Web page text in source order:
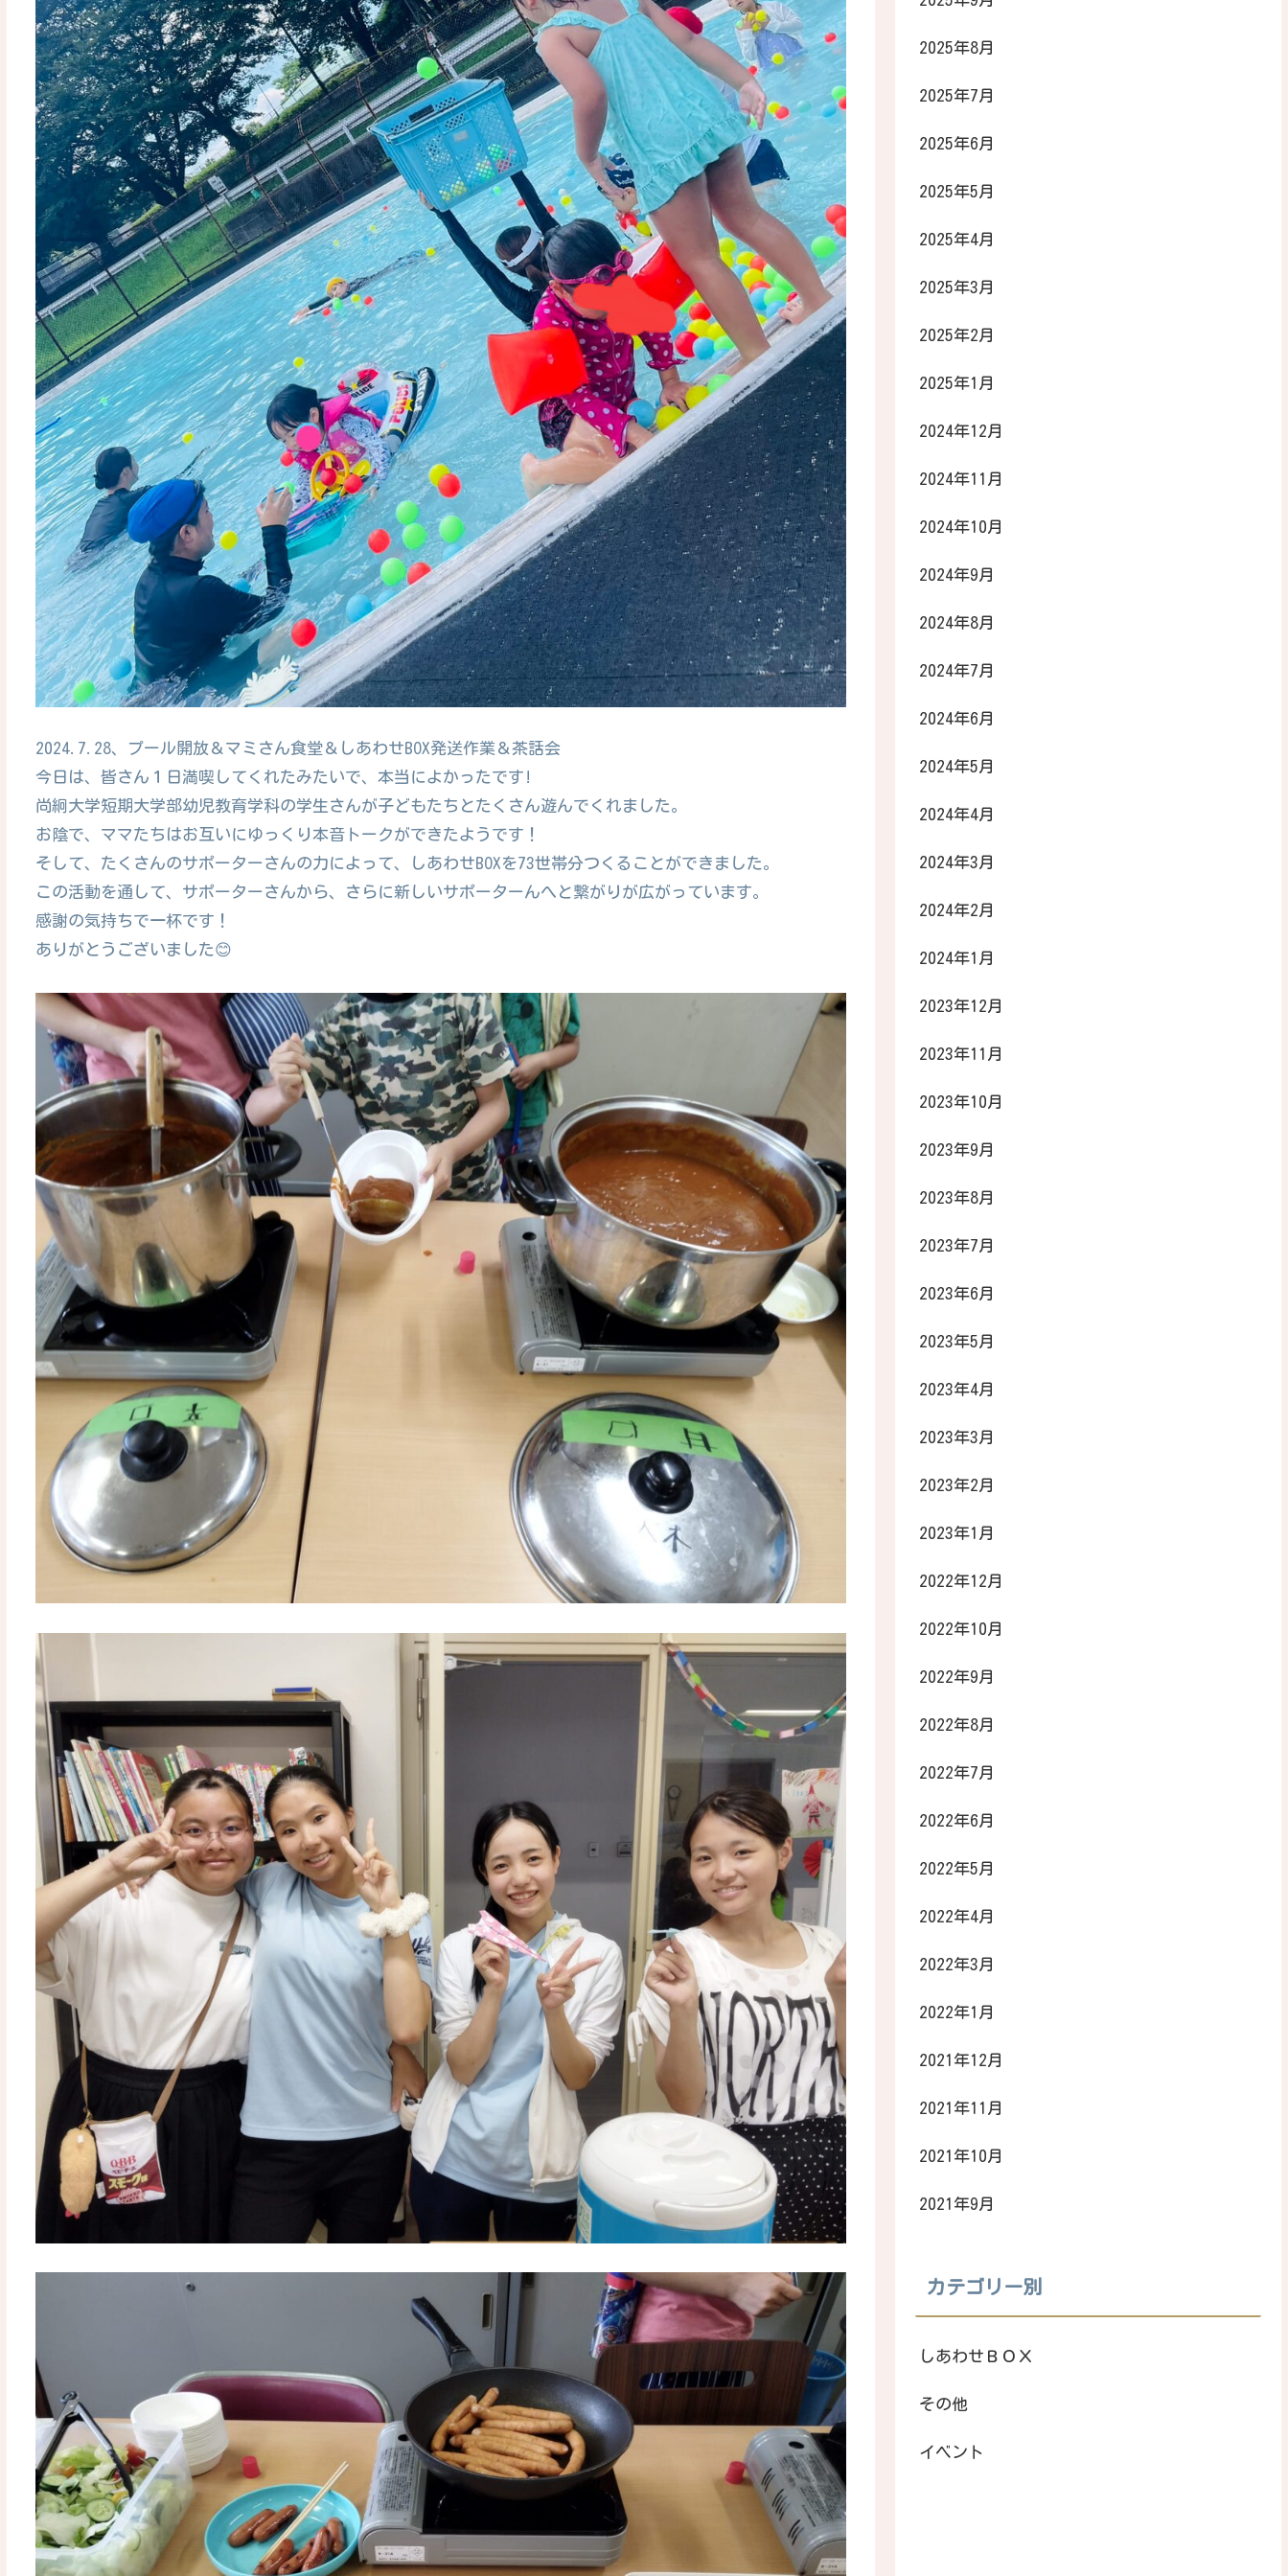
2024.7.28、プール開放＆マミさん食堂＆しあわせBOX発送作業＆茶話会
今日は、皆さん１日満喫してくれたみたいで、本当によかったです!
尚絅大学短期大学部幼児教育学科の学生さんが子どもたちとたくさん遊んでくれました。
お陰で、ママたちはお互いにゆっくり本音トークができたようです！
そして、たくさんのサポーターさんの力によって、しあわせBOXを73世帯分つくることができました。
この活動を通して、サポーターさんから、さらに新しいサポーターんへと繋がりが広がっています。
感謝の気持ちで一杯です！
ありがとうございました😊
2025年8月
2025年7月
2025年6月
2025年5月
2025年4月
2025年3月
2025年2月
2025年1月
2024年12月
2024年11月
2024年10月
2024年9月
2024年8月
2024年7月
2024年6月
2024年5月
2024年4月
2024年3月
2024年2月
2024年1月
2023年12月
2023年11月
2023年10月
2023年9月
2023年8月
2023年7月
2023年6月
2023年5月
2023年4月
2023年3月
2023年2月
2023年1月
2022年12月
2022年10月
2022年9月
2022年8月
2022年7月
2022年6月
2022年5月
2022年4月
2022年3月
2022年1月
2021年12月
2021年11月
2021年10月
2021年9月
カテゴリー別
しあわせＢＯＸ
その他
イベント